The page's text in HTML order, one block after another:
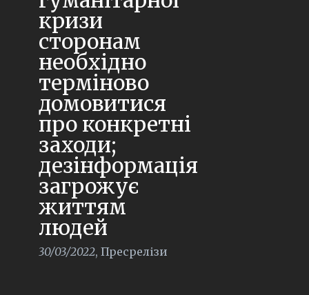
кризи
сторонам
необхідно
терміново
домовитися
про конкретні
заходи;
дезінформація
загрожує
життям
людей
30/03/2022, Пресрелізи